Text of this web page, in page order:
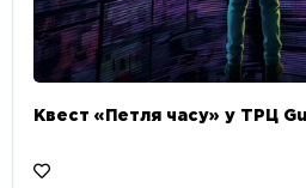
Квест «Петля часу» у ТРЦ